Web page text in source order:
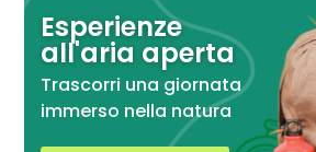
Esperienze
all'aria aperta
Trascorri una giornata
immerso nella natura